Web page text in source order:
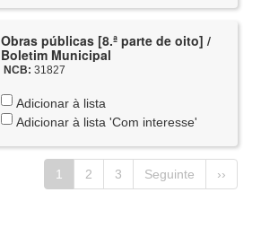
Obras públicas [8.ª parte de oito] /
Boletim Municipal
NCB: 31827
Adicionar à lista
Adicionar à lista 'Com interesse'
1 2 3 Seguinte ››